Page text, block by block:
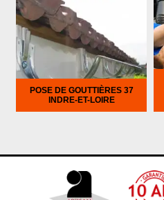
POSE DE GOUTTIÈRES 37
INDRE-ET-LOIRE